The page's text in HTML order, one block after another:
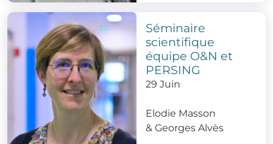
Séminaire
scientifique
équipe O&N et
PERSING
29 Juin
Elodie Masson
& Georges Alvès